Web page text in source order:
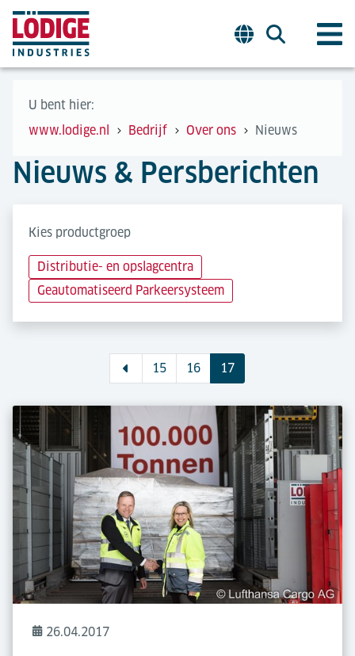
U bent hier:
www.lodige.nl
Bedrijf Over ons Nieuws
Nieuws & Persberichten
Kies productgroep
Distributie- en opslagcentra
Geautomatiseerd Parkeersysteem
15 16 17
26.04.2017